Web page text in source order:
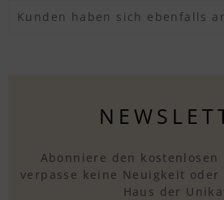
Kunden haben sich ebenfalls
Abonniere den kostenlosen
verpasse keine Neuigkeit oder
Haus der